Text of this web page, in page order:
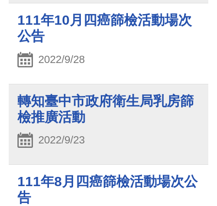
111年10月四癌篩檢活動場次
公告
2022/9/28
轉知臺中市政府衛生局乳房篩
檢推廣活動
2022/9/23
111年8月四癌篩檢活動場次公
告